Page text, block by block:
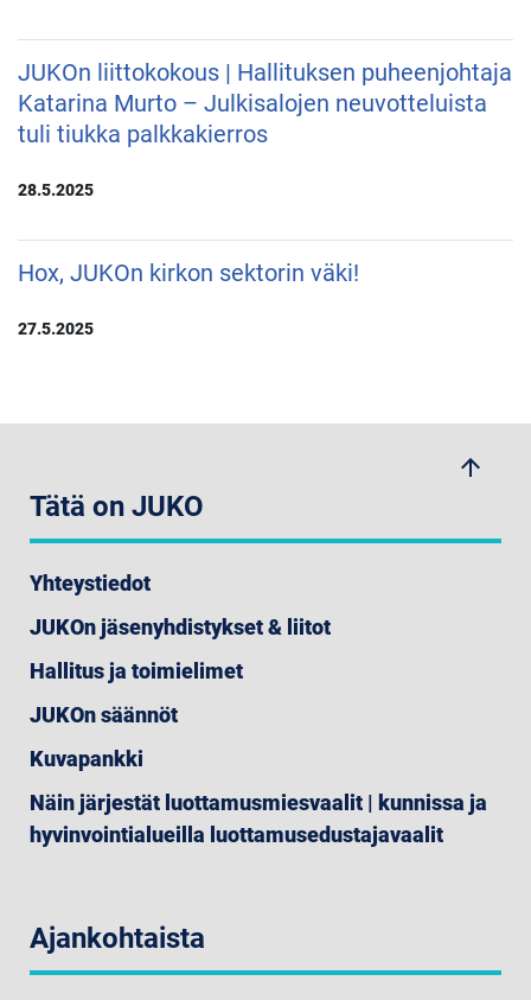
JUKOn liittokokous | Hallituksen puheenjohtaja
Katarina Murto – Julkisalojen neuvotteluista
tuli tiukka palkkakierros
28.5.2025
Hox, JUKOn kirkon sektorin väki!
27.5.2025
arrow_upwards
Tätä on JUKO
Yhteystiedot
JUKOn jäsenyhdistykset & liitot
Hallitus ja toimielimet
JUKOn säännöt
Kuvapankki
Näin järjestät luottamusmiesvaalit | kunnissa ja
hyvinvointialueilla luottamusedustajavaalit
Ajankohtaista